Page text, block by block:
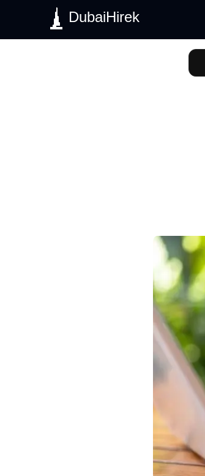
DubaiHirek